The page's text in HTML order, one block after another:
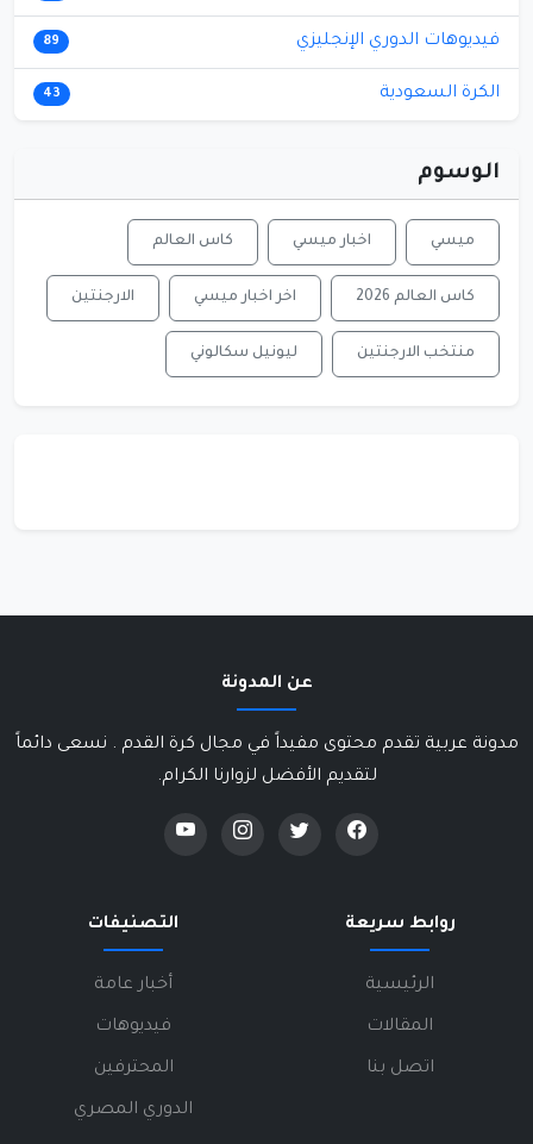
فيديوهات الدوري الإنجليزي 89
الكرة السعودية 43
الوسوم
ميسي اخبار ميسي كاس العالم
كاس العالم 2026 اخر اخبار ميسي الارجنتين
منتخب الارجنتين ليونيل سكالوني
عن المدونة
مدونة عربية تقدم محتوى مفيداً في مجال كرة القدم . نسعى دائماً
لتقديم الأفضل لزوارنا الكرام.
روابط سريعة
الرئيسية
المقالات
اتصل بنا
التصنيفات
أخبار عامة
فيديوهات
المحترفين
الدوري المصري